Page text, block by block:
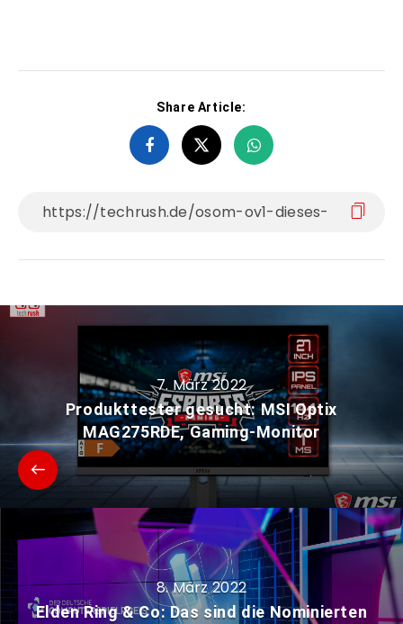
Share Article:
7. März 2022
Produkttester gesucht: MSI Optix
MAG275RDE, Gaming-Monitor
8. März 2022
Elden Ring & Co: Das sind die Nominierten